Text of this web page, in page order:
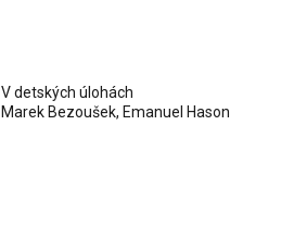
V detských úlohách
Marek Bezoušek, Emanuel Hason